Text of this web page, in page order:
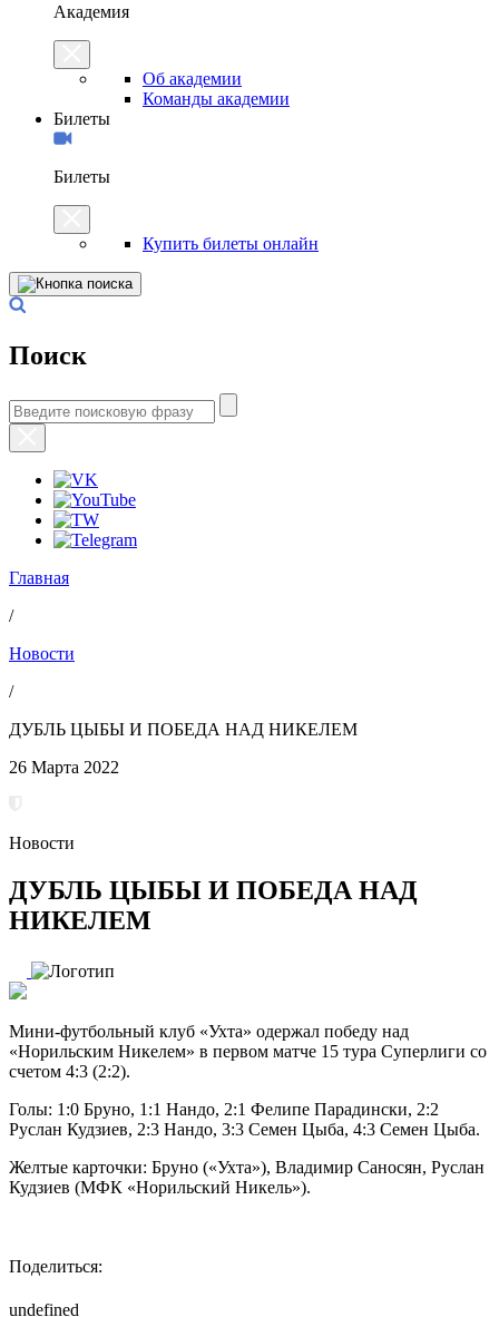
Академия
Об академии
Команды академии
Билеты
Билеты
Купить билеты онлайн
Поиск
Главная
/
Новости
/
ДУБЛЬ ЦЫБЫ И ПОБЕДА НАД НИКЕЛЕМ
26 Марта 2022
Новости
ДУБЛЬ ЦЫБЫ И ПОБЕДА НАД
НИКЕЛЕМ
Мини-футбольный клуб «Ухта» одержал победу над
«Норильским Никелем» в первом матче 15 тура Суперлиги со
счетом 4:3 (2:2).
Голы: 1:0 Бруно, 1:1 Нандо, 2:1 Фелипе Парадински, 2:2
Руслан Кудзиев, 2:3 Нандо, 3:3 Семен Цыба, 4:3 Семен Цыба.
Желтые карточки: Бруно («Ухта»), Владимир Саносян, Руслан
Кудзиев (МФК «Норильский Никель»).
Поделиться:
undefined